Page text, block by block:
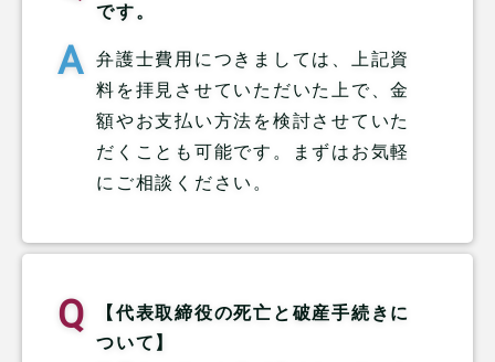
です。
弁護士費用につきましては、上記資
料を拝見させていただいた上で、金
額やお支払い方法を検討させていた
だくことも可能です。まずはお気軽
にご相談ください。
【代表取締役の死亡と破産手続きに
ついて】